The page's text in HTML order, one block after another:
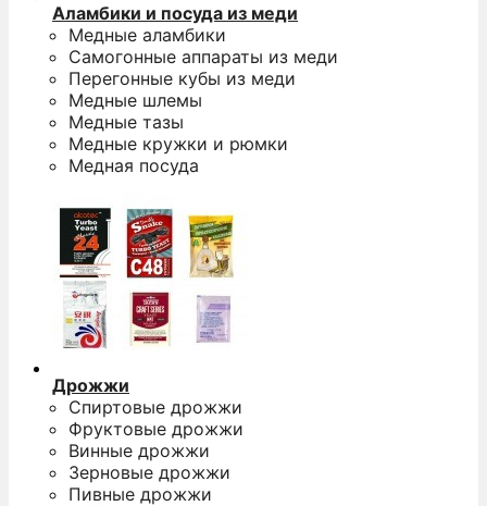
Аламбики и посуда из меди
Медные аламбики
Самогонные аппараты из меди
Перегонные кубы из меди
Медные шлемы
Медные тазы
Медные кружки и рюмки
Медная посуда
Дрожжи
Спиртовые дрожжи
Фруктовые дрожжи
Винные дрожжи
Зерновые дрожжи
Пивные дрожжи